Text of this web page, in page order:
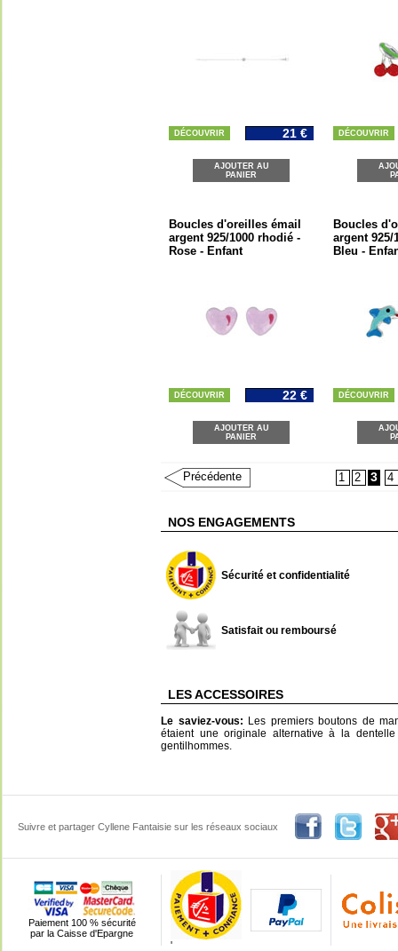
DÉCOUVRIR 21 €
AJOUTER AU
PANIER
DÉCOUVRIR
Boucles d'oreilles émail
argent 925/1000 rhodié -
Rose - Enfant
DÉCOUVRIR 22 €
AJOUTER AU
PANIER
Boucles
argent 925/
Bleu -
DÉCOUVRIR
Précédente 1 2 3 4
NOS ENGAGEMENTS
Sécurité et confidentialité
Satisfait ou remboursé
LES ACCESSOIRES
Le saviez-vous: Les premiers boutons de
étaient une originale alternative à la
gentilhommes.
Suivre et partager Cyllene Fantaisie sur les réseaux sociaux
Paiement 100 % sécurité
par la Caisse d'Epargne
'